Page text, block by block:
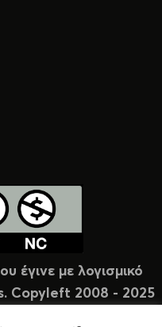
έγινε με λογισμικό
Copyleft 2008 - 2025